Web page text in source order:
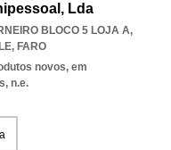
Lda
BLOCO 5 LOJA A,
, FARO
novos, em
n.e.